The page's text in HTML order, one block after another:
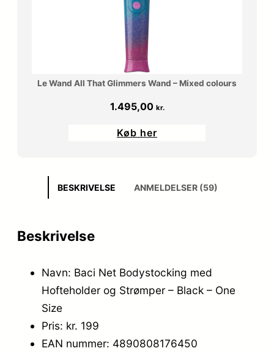
Le Wand All That Glimmers Wand – Mixed colours
1.495,00 kr.
Køb her
BESKRIVELSE ANMELDELSER (59)
Beskrivelse
Navn: Baci Net Bodystocking med
Hofteholder og Strømper – Black – One
Size
Pris: kr. 199
EAN nummer: 4890808176450